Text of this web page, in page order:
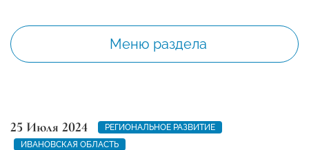
Меню раздела
25 Июля 2024
РЕГИОНАЛЬНОЕ РАЗВИТИЕ
ИВАНОВСКАЯ ОБЛАСТЬ